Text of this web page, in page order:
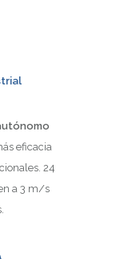
eficacia
24
a 3 m/s